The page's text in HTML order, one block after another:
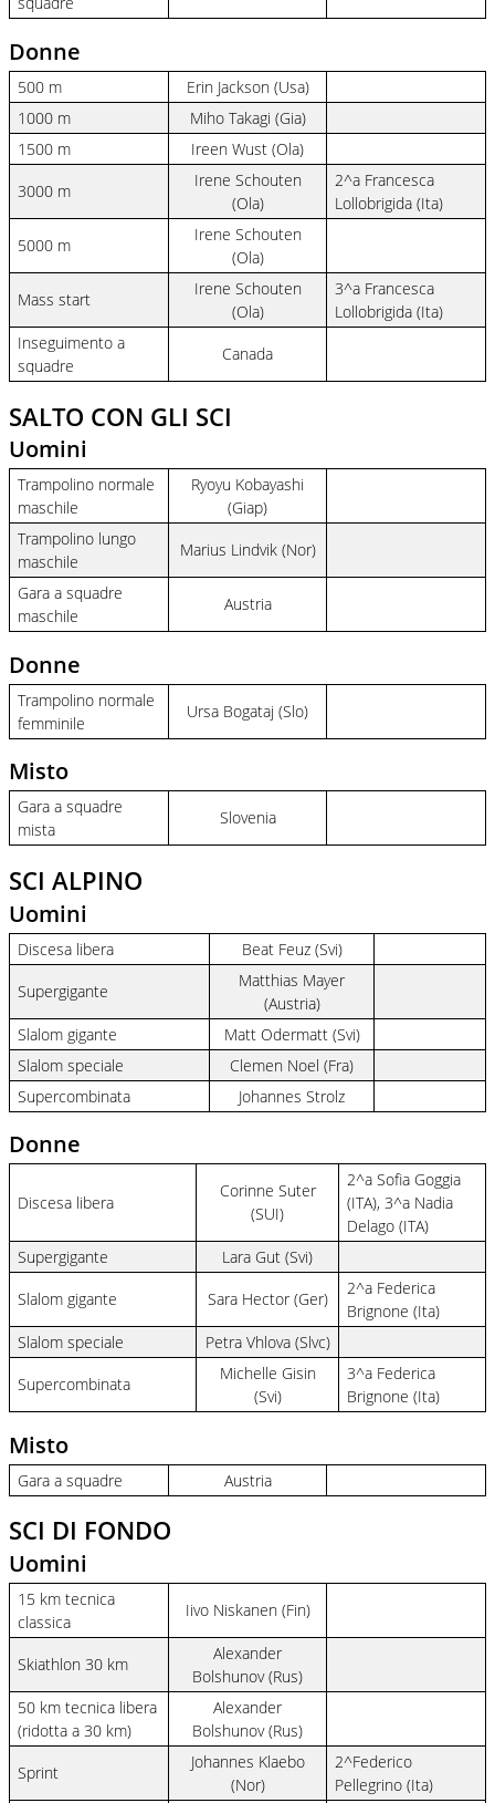
Donne
500 m
Erin Jackson (Usa)
1000 m
Miho Takagi (Gia)
1500 m
Ireen Wust (Ola)
3000 m
Irene Schouten
(Ola)
2^a Francesca
Lollobrigida (Ita)
5000 m
Irene Schouten
(Ola)
Mass start
Irene Schouten
(Ola)
3^a Francesca
Lollobrigida (Ita)
Inseguimento a
squadre
Canada
SALTO CON GLI SCI
Uomini
Trampolino normale
maschile
Ryoyu Kobayashi
(Giap)
Trampolino lungo
maschile
Marius Lindvik (Nor)
Gara a squadre
maschile
Austria
Donne
Trampolino normale
femminile
Ursa Bogataj (Slo)
Misto
Gara a squadre
mista
Slovenia
SCI ALPINO
Uomini
Discesa libera
Beat Feuz (Svi)
Supergigante
Matthias Mayer
(Austria)
Slalom gigante
Matt Odermatt (Svi)
Slalom speciale
Clemen Noel (Fra)
Supercombinata
Johannes Strolz
Donne
Discesa libera
Corinne Suter
(SUI)
2^a Sofia Goggia
(ITA), 3^a Nadia
Delago (ITA)
Supergigante
Lara Gut (Svi)
Slalom gigante
Sara Hector (Ger)
2^a Federica
Brignone (Ita)
Slalom speciale
Petra Vhlova (Slvc)
Supercombinata
Michelle Gisin
(Svi)
3^a Federica
Brignone (Ita)
Misto
Gara a squadre Austria
SCI DI FONDO
Uomini
15 km tecnica
classica
Iivo Niskanen (Fin)
Skiathlon 30 km
Alexander
Bolshunov (Rus)
50 km tecnica libera
(ridotta a 30 km)
Alexander
Bolshunov (Rus)
Sprint
Johannes Klaebo
(Nor)
2^Federico
Pellegrino (Ita)